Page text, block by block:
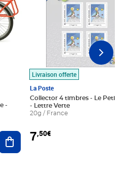
Ajouter au panier
Livraison offerte
La Poste
Collector 4 timbres - Le Petit
- Lettre Verte
20g / France
7,50€